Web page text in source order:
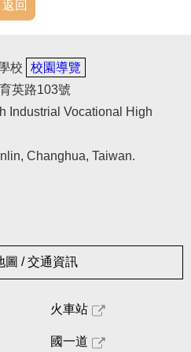
返回
校
校園導覽
英路103號
Industrial Vocational High
Changhua, Taiwan.
圖 / 交通資訊
火車站
國一道